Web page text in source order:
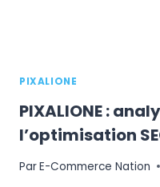
PIXALIONE
PIXALIONE :
l’optimisation
ParE-Commerce Nation